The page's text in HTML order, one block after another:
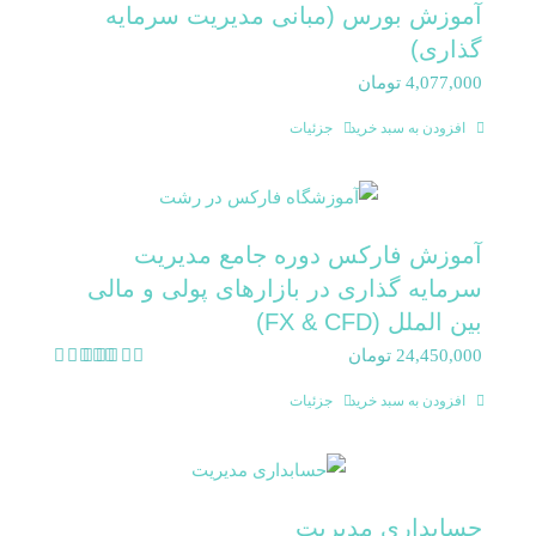
آموزش بورس (مبانی مدیریت سرمایه
گذاری)
4,077,000 تومان
افزودن به سبد خرید جزئیات
آموزش فارکس دوره جامع مدیریت
سرمایه گذاری در بازارهای پولی و مالی
بین الملل (FX & CFD)
24,450,000 تومان
افزودن به سبد خرید جزئیات
حسابداری مدیریت